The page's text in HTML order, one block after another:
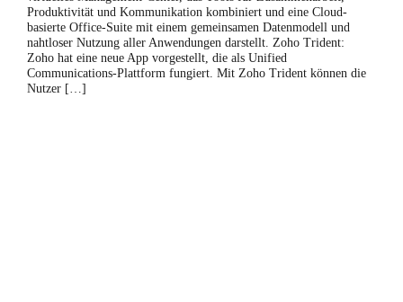
Produktivität und Kommunikation kombiniert und eine Cloud-
basierte Office-Suite mit einem gemeinsamen Datenmodell und
nahtloser Nutzung aller Anwendungen darstellt. Zoho Trident:
Zoho hat eine neue App vorgestellt, die als Unified
Communications-Plattform fungiert. Mit Zoho Trident können die
Nutzer […]